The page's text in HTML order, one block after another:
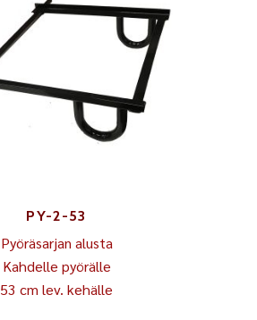
PY-2-53
Pyöräsarjan alusta
Kahdelle pyörälle
53 cm lev. kehälle